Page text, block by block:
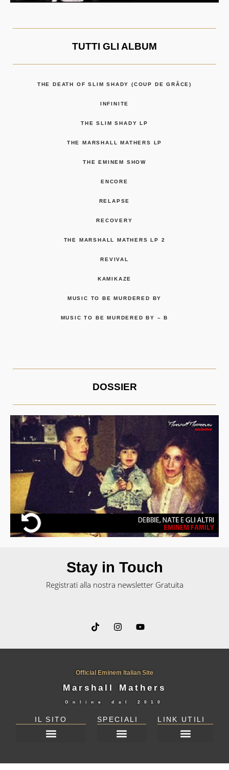
TUTTI GLI ALBUM
THE DEATH OF SLIM SHADY (COUP DE GRÂCE)
INFINITE
THE SLIM SHADY LP
THE MARSHALL MATHERS LP
THE EMINEM SHOW
ENCORE
RELAPSE
RECOVERY
THE MARSHALL MATHERS LP 2
REVIVAL
KAMIKAZE
MUSIC TO BE MURDERED BY
MUSIC TO BE MURDERED BY – B
DOSSIER
Stay in Touch
Registrati alla nostra newsletter Gratuita
Official Eminem Italian Site
Marshall Mathers
Online dal 2010
IL SITO SPECIALI LINK UTILI